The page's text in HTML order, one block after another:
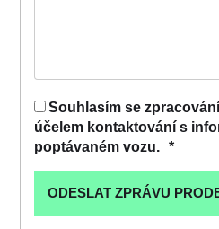
Souhlasím se
účelem kontaktování s
poptávaném vozu. *